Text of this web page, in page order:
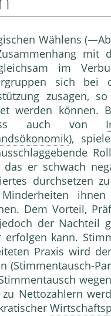
Wählens
mit
im
sich bei
zusagen,
werden können.
auch von
),
das er schwach
durchsetzen
Dem Vorteil,
der Nachteil
erfolgen kann.
Praxis wird
(Stimmentausch-
zu Nettozahlern